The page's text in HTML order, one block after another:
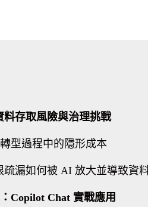
存取風險與治理挑戰
型過程中的隱形成本
疏漏如何被 AI 放大並導致資
Copilot Chat 實戰應用